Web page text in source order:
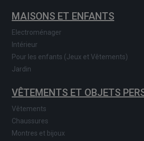
MAISONS ET ENFANTS
Electroménager
Intérieur
Pour les enfants (Jeux et Vêtements)
Jardin
VÊTEMENTS ET OBJETS
Vêtements
Chaussures
Montres et bijoux